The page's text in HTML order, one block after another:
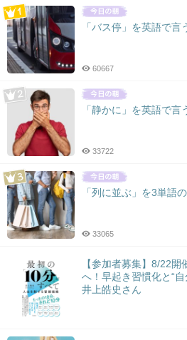
「バス停」を英語で言
60667
「静かに」を英語で言
33722
「列に並ぶ」を3単語
33065
【参加者募集】8/22
へ！早起き習慣化と“
井上皓史さん